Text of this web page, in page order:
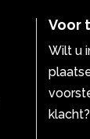
Voor
Wilt u
klacht?